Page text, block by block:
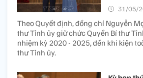
31/05/
Theo Quyết định, đồng chí Nguyễn
thư Tỉnh ủy giữ chức Quyền Bí thư
nhiệm kỳ 2020 - 2025, đến khi kiện
thư Tỉnh ủy.